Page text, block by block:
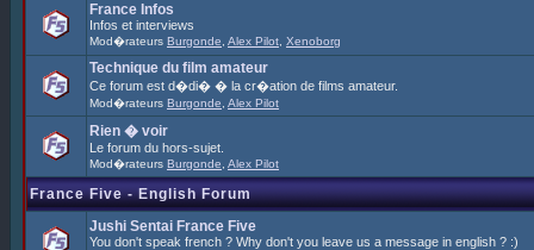
France Infos
Infos et interviews
Mod�rateurs Burgonde Alex Pilot Xenoborg
Technique du film amateur
Ce forum est d�di� � la cr�ation de films amateur.
Mod�rateurs Burgonde Alex Pilot
Rien � voir
Le forum du hors-sujet.
Mod�rateurs Burgonde Alex Pilot
France Five - English Forum
Jushi Sentai France Five
You don't speak french ? Why don't you leave us a message in english ? :)